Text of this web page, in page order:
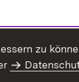
zu